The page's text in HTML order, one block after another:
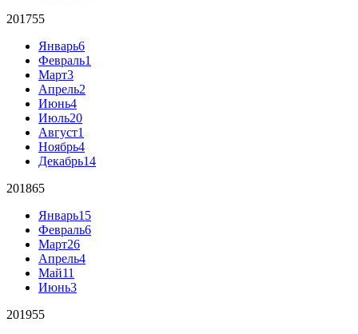
201755
Январь6
Февраль1
Март3
Апрель2
Июнь4
Июль20
Август1
Ноябрь4
Декабрь14
201865
Январь15
Февраль6
Март26
Апрель4
Май11
Июнь3
201955